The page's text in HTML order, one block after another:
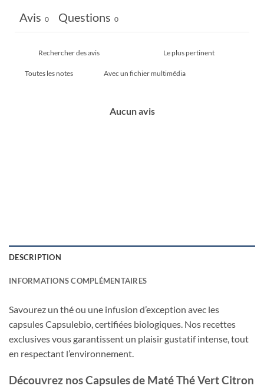
Avis 0 Questions 0
Avec un fichier multimédia
Aucun avis
DESCRIPTION
INFORMATIONS COMPLÉMENTAIRES
Savourez un thé ou une infusion d’exception avec les
capsules Capsulebio, certifiées biologiques. Nos recettes
exclusives vous garantissent un plaisir gustatif intense, tout
en respectant l’environnement.
Découvrez nos Capsules de Maté Thé Vert Citron